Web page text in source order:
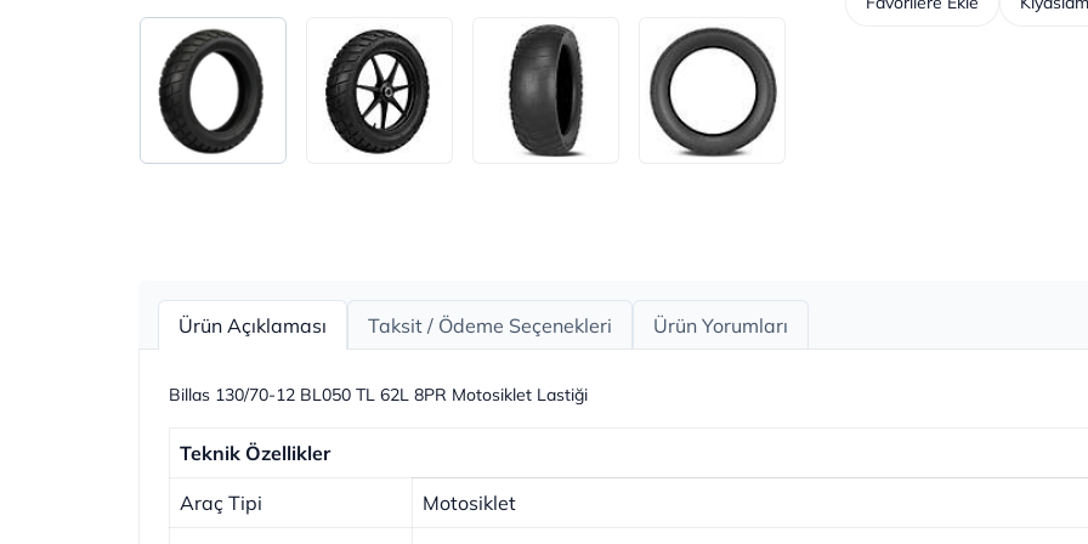
Ürün Açıklaması Taksit / Ödeme Seçenekleri Ürün Yorumları
Billas 130/70-12 BL050 TL 62L 8PR Motosiklet Lastiği
Teknik Özellikler
Araç Tipi Motosiklet